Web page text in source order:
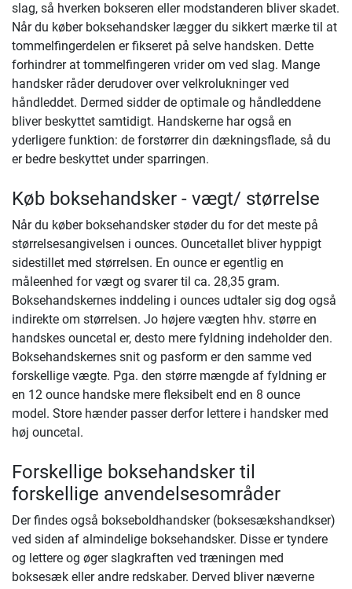
slag, så hverken bokseren eller modstanderen bliver skadet.
Når du køber boksehandsker lægger du sikkert mærke til at
tommelfingerdelen er fikseret på selve handsken. Dette
forhindrer at tommelfingeren vrider om ved slag. Mange
handsker råder derudover over velkrolukninger ved
håndleddet. Dermed sidder de optimale og håndleddene
bliver beskyttet samtidigt. Handskerne har også en
yderligere funktion: de forstørrer din dækningsflade, så du
er bedre beskyttet under sparringen.
Køb boksehandsker - vægt/ størrelse
Når du køber boksehandsker støder du for det meste på
størrelsesangivelsen i ounces. Ouncetallet bliver hyppigt
sidestillet med størrelsen. En ounce er egentlig en
måleenhed for vægt og svarer til ca. 28,35 gram.
Boksehandskernes inddeling i ounces udtaler sig dog også
indirekte om størrelsen. Jo højere vægten hhv. større en
handskes ouncetal er, desto mere fyldning indeholder den.
Boksehandskernes snit og pasform er den samme ved
forskellige vægte. Pga. den større mængde af fyldning er
en 12 ounce handske mere fleksibelt end en 8 ounce
model. Store hænder passer derfor lettere i handsker med
høj ouncetal.
Forskellige boksehandsker til
forskellige anvendelsesområder
Der findes også bokseboldhandsker (boksesækshandkser)
ved siden af almindelige boksehandsker. Disse er tyndere
og lettere og øger slagkraften ved træningen med
boksesæk eller andre redskaber. Derved bliver næverne